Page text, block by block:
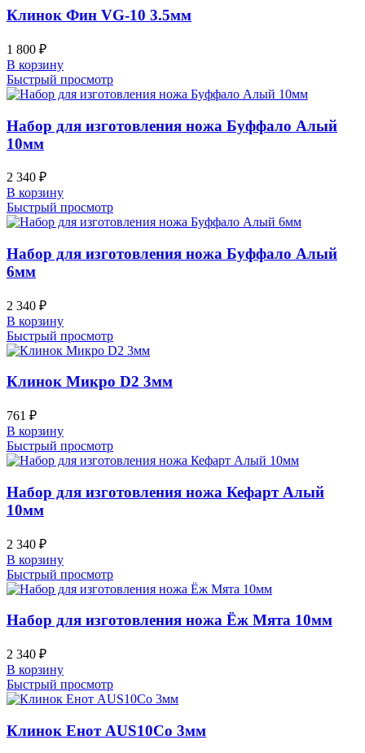
Клинок Фин VG-10 3.5мм
1 800 ₽
В корзину
Быстрый просмотр
Набор для изготовления ножа Буффало Алый
10мм
2 340 ₽
В корзину
Быстрый просмотр
Набор для изготовления ножа Буффало Алый
6мм
2 340 ₽
В корзину
Быстрый просмотр
Клинок Микро D2 3мм
761 ₽
В корзину
Быстрый просмотр
Набор для изготовления ножа Кефарт Алый
10мм
2 340 ₽
В корзину
Быстрый просмотр
Набор для изготовления ножа Ёж Мята 10мм
2 340 ₽
В корзину
Быстрый просмотр
Клинок Енот AUS10Co 3мм